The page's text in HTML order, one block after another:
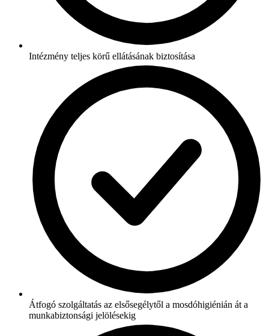
Intézmény teljes körű ellátásának biztosítása
Átfogó szolgáltatás az elsősegélytől a mosdóhigiénián át a
munkabiztonsági jelölésekig